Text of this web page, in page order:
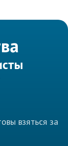
взяться за